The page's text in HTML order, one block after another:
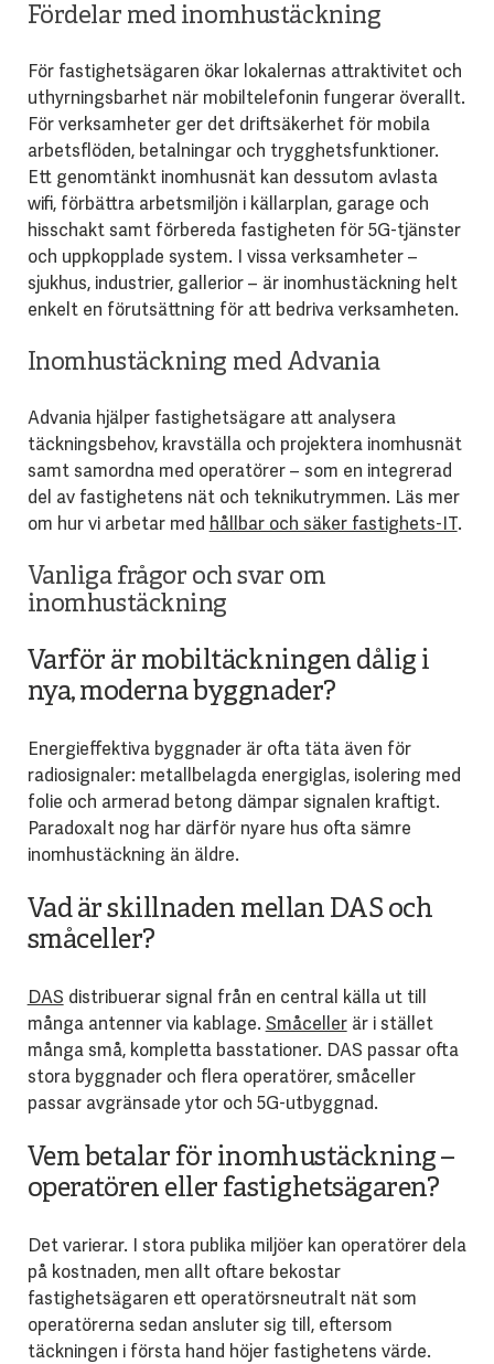
Fördelar med inomhustäckning
För fastighetsägaren ökar lokalernas attraktivitet och
uthyrningsbarhet när mobiltelefonin fungerar överallt.
För verksamheter ger det driftsäkerhet för mobila
arbetsflöden, betalningar och trygghetsfunktioner.
Ett genomtänkt inomhusnät kan dessutom avlasta
wifi, förbättra arbetsmiljön i källarplan, garage och
hisschakt samt förbereda fastigheten för 5G-tjänster
och uppkopplade system. I vissa verksamheter –
sjukhus, industrier, gallerior – är inomhustäckning helt
enkelt en förutsättning för att bedriva verksamheten.
Inomhustäckning med Advania
Advania hjälper fastighetsägare att analysera
täckningsbehov, kravställa och projektera inomhusnät
samt samordna med operatörer – som en integrerad
del av fastighetens nät och teknikutrymmen. Läs mer
om hur vi arbetar med hållbar och säker fastighets-IT.
Vanliga frågor och svar om
inomhustäckning
Varför är mobiltäckningen dålig i
nya, moderna byggnader?
Energieffektiva byggnader är ofta täta även för
radiosignaler: metallbelagda energiglas, isolering med
folie och armerad betong dämpar signalen kraftigt.
Paradoxalt nog har därför nyare hus ofta sämre
inomhustäckning än äldre.
Vad är skillnaden mellan DAS och
småceller?
DAS distribuerar signal från en central källa ut till
många antenner via kablage. Småcellerär i stället
många små, kompletta basstationer. DAS passar ofta
stora byggnader och flera operatörer, småceller
passar avgränsade ytor och 5G-utbyggnad.
Vem betalar för inomhustäckning –
operatören eller fastighetsägaren?
Det varierar. I stora publika miljöer kan operatörer dela
på kostnaden, men allt oftare bekostar
fastighetsägaren ett operatörsneutralt nät som
operatörerna sedan ansluter sig till, eftersom
täckningen i första hand höjer fastighetens värde.